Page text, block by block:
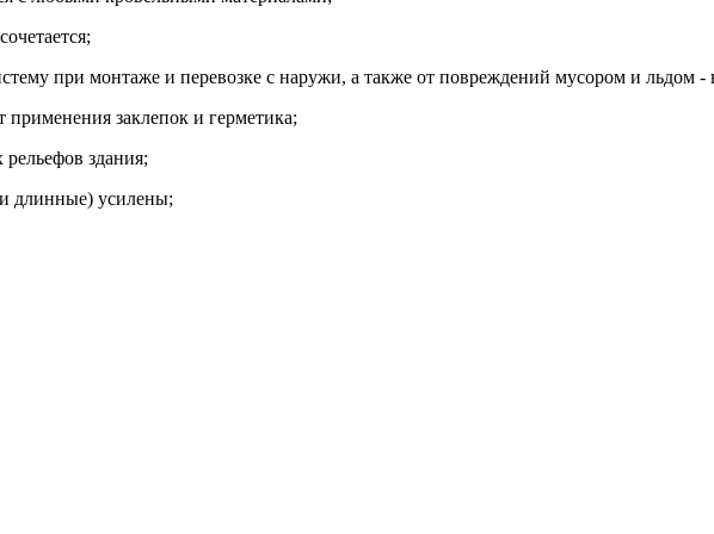
при монтаже и перевозке с наружи, а также от повреждений мусором и льдом -
применения заклепок и герметика;
здания;
длинные) усилены;